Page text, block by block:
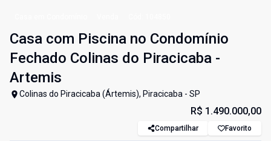
Casa com Piscina no Condomínio
Fechado Colinas do Piracicaba -
Artemis
Colinas do Piracicaba (Ártemis), Piracicaba - SP
R$ 1.490.000,00
Compartilhar Favorito